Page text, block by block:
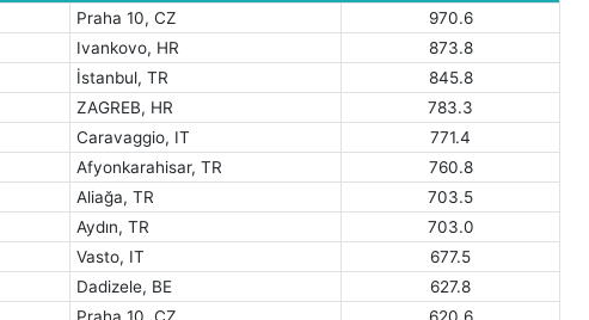
Praha 10, CZ
970.6
Ivankovo, HR
873.8
İstanbul, TR
845.8
ZAGREB, HR
783.3
Caravaggio, IT
771.4
Afyonkarahisar, TR
760.8
Aliağa, TR
703.5
Aydın, TR
703.0
Vasto, IT
677.5
Dadizele, BE
627.8